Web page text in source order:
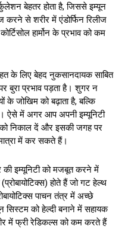
बेहतर होता है, जिससे इम्यून
करने से शरीर में एंडोर्फिन रिलीज
हार्मोन के प्रभाव को कम
के लिए बेहद नुकसानदायक साबित
बुरा प्रभाव पड़ता है। शुगर न
के जोखिम को बढ़ाता है, बल्कि
ऐसे में अगर आप अपनी इम्यूनिटी
निकाल दें और इसकी जगह पर
में कर सकते हैं।
इम्यूनिटी को मजबूत करने में
होते हैं जो गट हेल्थ
पाचन तंत्र में अच्छे
सिस्टम को हेल्दी बनाने में सहायक
में फ्री रेडिकल्स को कम करते हैं